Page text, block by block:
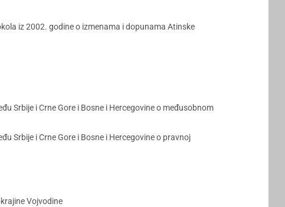
iz 2002. godine o izmenama i dopunama Atinske
Srbije i Crne Gore i Bosne i Hercegovine o međusobnom
Srbije i Crne Gore i Bosne i Hercegovine o pravnoj
Vojvodine